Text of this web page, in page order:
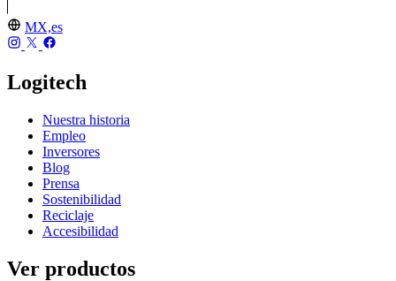
MX,es
Logitech
Nuestra historia
Empleo
Inversores
Blog
Prensa
Sostenibilidad
Reciclaje
Accesibilidad
Ver productos